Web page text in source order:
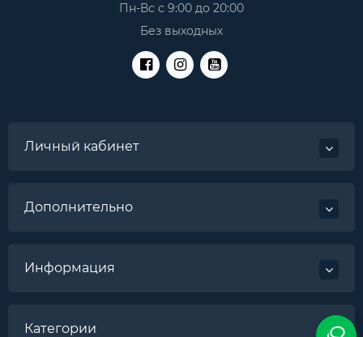
Пн-Вс с 9:00 до 20:00
Без выходных
Личный кабинет
Дополнительно
Информация
Категории